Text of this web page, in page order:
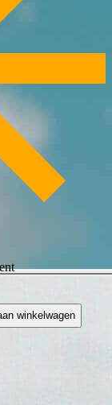
winkelwagen